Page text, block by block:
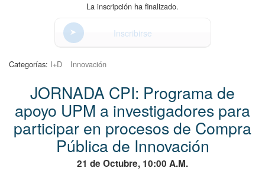
La inscripción ha finalizado.
Inscribirse
Categorías: I+D Innovación
JORNADA CPI: Programa de
apoyo UPM a investigadores para
participar en procesos de Compra
Pública de Innovación
21 de Octubre, 10:00 A.M.